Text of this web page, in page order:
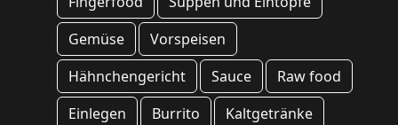
Gemüse
Vorspeisen
Hähnchengericht
Sauce
Raw food
Einlegen
Burrito
Kaltgetränke